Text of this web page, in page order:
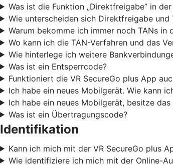
Was ist die Funktion „Direktfreigabe” in
Wie unterscheiden sich Direktfreigabe und
Warum bekomme ich immer noch TANs in
Wo kann ich die TAN-Verfahren und das
Wie hinterlege ich weitere
Was ist ein Entsperrcode?
Funktioniert die VR SecureGo plus App
Ich habe ein neues Mobilgerät. Wie kann
Ich habe ein neues Mobilgerät, besitze
Was ist ein Übertragungscode?
Identifikation
Kann ich mich mit der VR SecureGo plus
Wie identifiziere ich mich mit der Online-